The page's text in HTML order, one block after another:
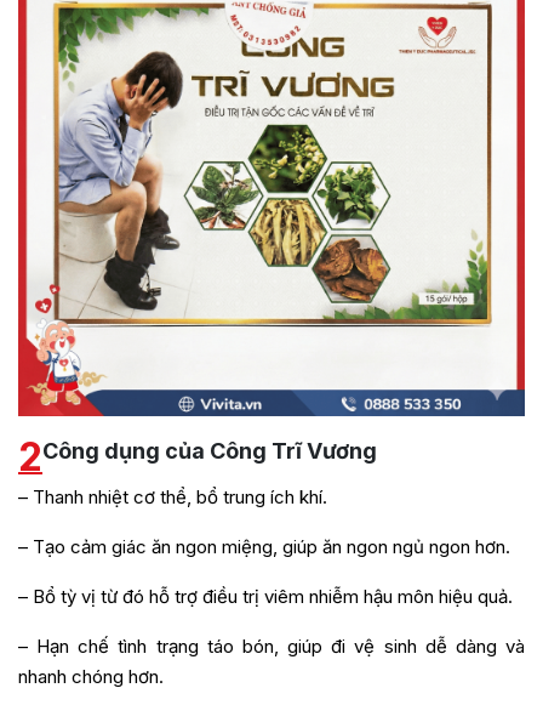
2Công dụng của Công Trĩ Vương
– Thanh nhiệt cơ thể, bổ trung ích khí.
– Tạo cảm giác ăn ngon miệng, giúp ăn ngon ngủ ngon hơn.
– Bổ tỳ vị từ đó hỗ trợ điều trị viêm nhiễm hậu môn hiệu quả.
– Hạn chế tình trạng táo bón, giúp đi vệ sinh dễ dàng và
nhanh chóng hơn.